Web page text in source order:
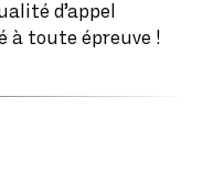
d’appel
à toute épreuve !